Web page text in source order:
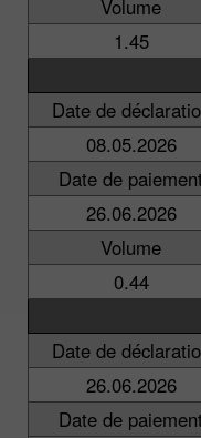
Volume
1.45
Date de
08.05.2026
Date de paiement
26.06.2026
Volume
0.44
Date de
26.06.2026
Date de paiement